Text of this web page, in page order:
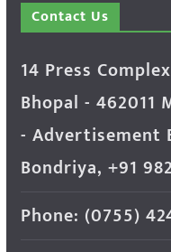
Contact Us
14 Press
Bhopal - 462011
- Advertisement
Bondriya, +91
Phone: (0755)